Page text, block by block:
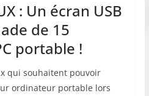
: Un écran USB
de 15
portable !
qui souhaitent pouvoir
ordinateur portable lors